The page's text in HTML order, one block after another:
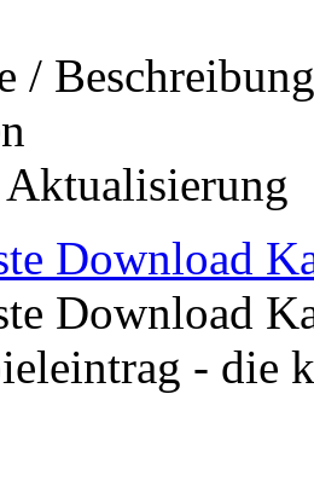
/ Beschreibung
Download
Download
- die